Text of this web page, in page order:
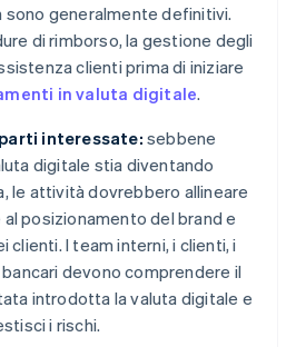
sono generalmente definitivi.
di rimborso, la gestione degli
clienti prima di iniziare
in valuta digitale.
interessate: sebbene
digitale stia diventando
le attività dovrebbero allineare
posizionamento del brand e
I team interni, i clienti, i
devono comprendere il
introdotta la valuta digitale e
i rischi.